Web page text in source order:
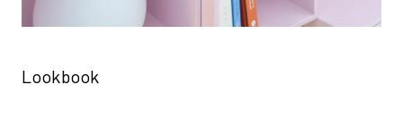
Lookbook